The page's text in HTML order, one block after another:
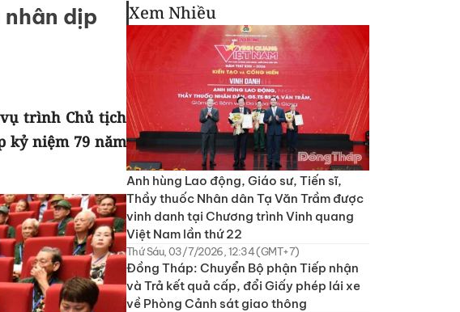
dịp
trình Chủ tịch
kỷ niệm 79 năm
Xem Nhiều
Anh hùng Lao động, Giáo sư, Tiến sĩ,
Thầy thuốc Nhân dân Tạ Văn Trầm được
vinh danh tại Chương trình Vinh quang
Việt Nam lần thứ 22
Thứ Sáu, 03/7/2026, 12:34 (GMT+7)
Đồng Tháp: Chuyển Bộ phận Tiếp nhận
và Trả kết quả cấp, đổi Giấy phép lái xe
về Phòng Cảnh sát giao thông